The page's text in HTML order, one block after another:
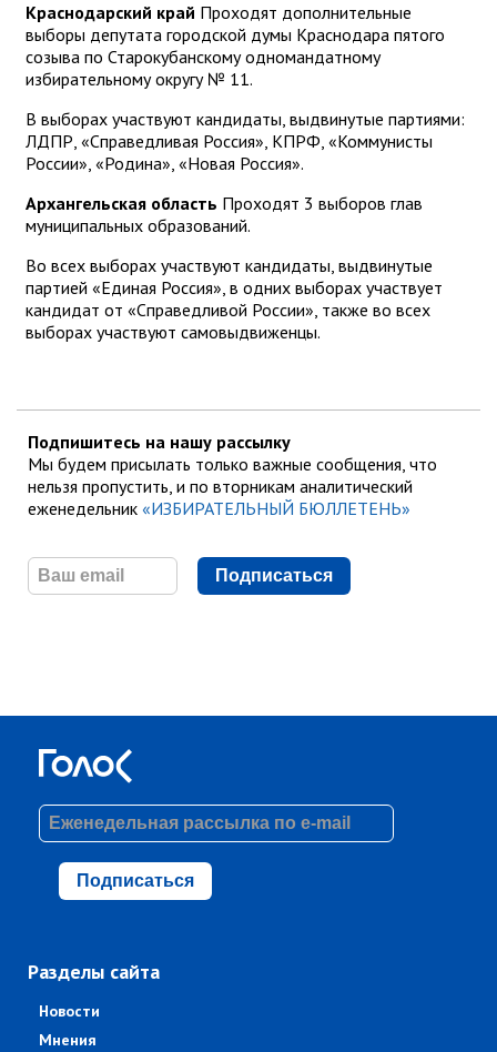
Краснодарский край Проходят дополнительные
выборы депутата городской думы Краснодара пятого
созыва по Старокубанскому одномандатному
избирательному округу № 11.
В выборах участвуют кандидаты, выдвинутые партиями:
ЛДПР, «Справедливая Россия», КПРФ, «Коммунисты
России», «Родина», «Новая Россия».
Архангельская область Проходят 3 выборов глав
муниципальных образований.
Во всех выборах участвуют кандидаты, выдвинутые
партией «Единая Россия», в одних выборах участвует
кандидат от «Справедливой России», также во всех
выборах участвуют самовыдвиженцы.
Подпишитесь на нашу рассылку
Мы будем присылать только важные сообщения, что
нельзя пропустить, и по вторникам аналитический
еженедельник «ИЗБИРАТЕЛЬНЫЙ БЮЛЛЕТЕНЬ»
Подписаться
Подписаться
Разделы сайта
Новости
Мнения